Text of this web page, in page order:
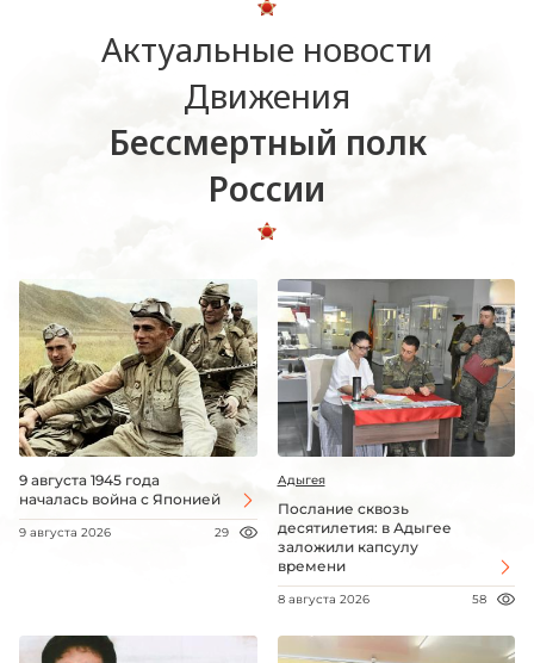
Актуальные новости
Движения
Бессмертный полк
России
9 августа 1945 года
началась война с Японией
9 августа 2026 29
Адыгея
Послание сквозь
десятилетия: в Адыгее
заложили капсулу
времени
8 августа 2026 58